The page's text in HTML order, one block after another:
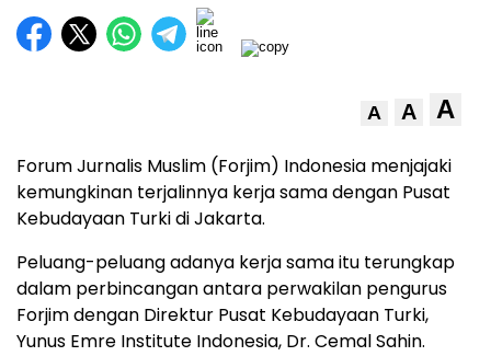
A A A
Forum Jurnalis Muslim (Forjim) Indonesia menjajaki
kemungkinan terjalinnya kerja sama dengan Pusat
Kebudayaan Turki di Jakarta.
Peluang-peluang adanya kerja sama itu terungkap
dalam perbincangan antara perwakilan pengurus
Forjim dengan Direktur Pusat Kebudayaan Turki,
Yunus Emre Institute Indonesia, Dr. Cemal Sahin.